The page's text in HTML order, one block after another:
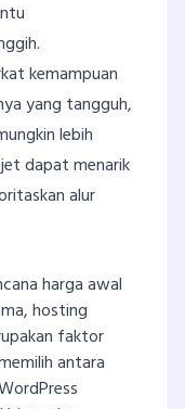
kemampuan
yang tangguh,
lebih
dapat menarik
alur
harga awal
hosting
faktor
antara